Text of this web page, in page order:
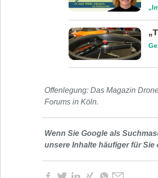
Offenlegung: Das Magazin
Forums in Köln.
Wenn Sie Google als
unsere Inhalte häufiger für Sie